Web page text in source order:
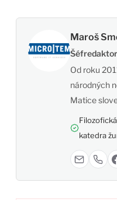
Maroš
Od roku
národných
Matice
katedra